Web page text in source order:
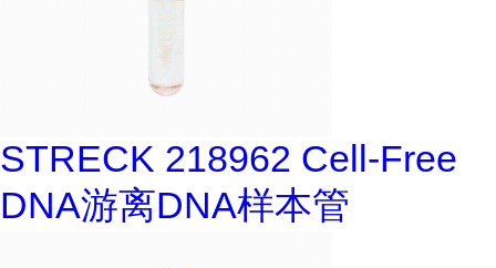
STRECK 218962 Cell-Free
DNA游离DNA样本管